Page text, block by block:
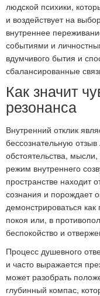
людской психики,
и воздействует на
внутреннее
событиями и
вдумчивого бытия и
сбалансированные
Как значит
резонанса
Внутренний отклик
бессознательную
обстоятельства,
режим внутреннего
пространстве находит
сознания и порождает
демонстрироваться
покоя или, в
беспокойство и
Процесс душевного
и часто выражается
может разобрать
глубинный компас,